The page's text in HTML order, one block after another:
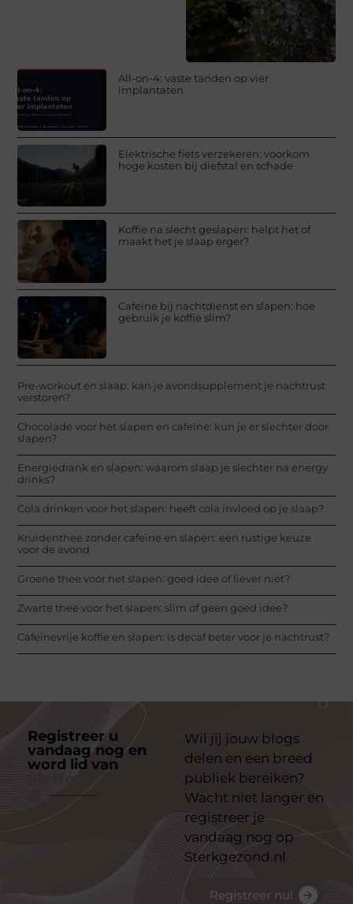
All-on-4: vaste tanden op vier
implantaten
Elektrische fiets verzekeren: voorkom
hoge kosten bij diefstal en schade
Koffie na slecht geslapen: helpt het of
maakt het je slaap erger?
Cafeïne bij nachtdienst en slapen: hoe
gebruik je koffie slim?
Pre-workout en slaap: kan je avondsupplement je nachtrust
verstoren?
Chocolade voor het slapen en cafeïne: kun je er slechter door
slapen?
Energiedrank en slapen: waarom slaap je slechter na energy
drinks?
Cola drinken voor het slapen: heeft cola invloed op je slaap?
Kruidenthee zonder cafeïne en slapen: een rustige keuze
voor de avond
Groene thee voor het slapen: goed idee of liever niet?
Zwarte thee voor het slapen: slim of geen goed idee?
Cafeïnevrije koffie en slapen: is decaf beter voor je nachtrust?
Registreer u
vandaag nog en
word lid van
Wil jij jouw blogs
delen en een breed
publiek bereiken?
Wacht niet langer en
registreer je
vandaag nog op
Sterkgezond.nl
Registreer nu!